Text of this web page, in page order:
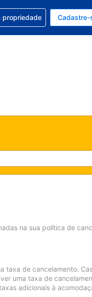
moeda é: Dólar
seu idioma é:
com sua reserva
propriedade Cadastre-
na sua política de
taxa de cancelamento.
uma taxa de
adicionais à